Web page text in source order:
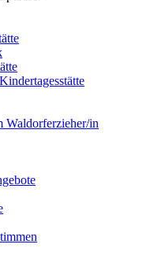
Waldorferzieher/in